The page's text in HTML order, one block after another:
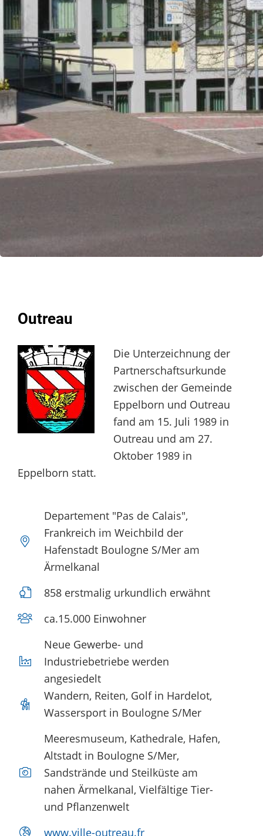
Outreau
Die Unterzeichnung der
Partnerschaftsurkunde
zwischen der Gemeinde
Eppelborn und Outreau
fand am 15. Juli 1989 in
Outreau und am 27.
Oktober 1989 in
Eppelborn statt.
Departement "Pas de Calais",
Frankreich im Weichbild der
Hafenstadt Boulogne S/Mer am
Ärmelkanal
858 erstmalig urkundlich erwähnt
ca.15.000 Einwohner
Neue Gewerbe- und
Industriebetriebe werden
angesiedelt
Wandern, Reiten, Golf in Hardelot,
Wassersport in Boulogne S/Mer
Meeresmuseum, Kathedrale, Hafen,
Altstadt in Boulogne S/Mer,
Sandstrände und Steilküste am
nahen Ärmelkanal, Vielfältige Tier-
und Pflanzenwelt
www.ville-outreau.fr